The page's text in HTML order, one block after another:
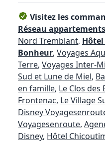
Visitez les
Réseau
Nord Tremblant,
Bonheur, Voyages
Terre, Voyages Inter-
Sud et Lune de Miel,
en famille, Le Clos des
Frontenac, Le Village
Disney
Voyagesenroute,
Disney, Hôtel